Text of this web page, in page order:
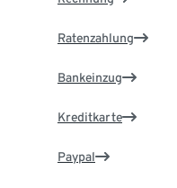
Ratenzahlung
Bankeinzug
Kreditkarte
Paypal